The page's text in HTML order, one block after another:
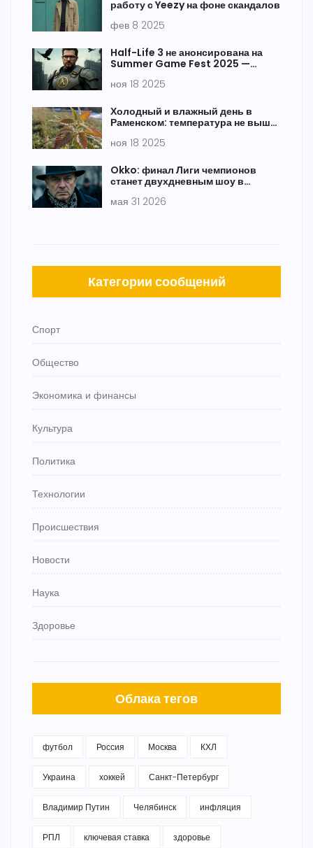
работу с Yeezy на фоне скандалов
фев 8 2025
Half-Life 3 не анонсирована на
Summer Game Fest 2025 —
Ньюэлла
ноя 18 2025
Холодный и влажный день в
Раменском: температура не выше
ноя 18 2025
Okko: финал Лиги чемпионов
станет двухдневным шоу в
мая 31 2026
Категории сообщений
Спорт
Общество
Экономика и финансы
Культура
Политика
Технологии
Происшествия
Новости
Наука
Здоровье
Облака тегов
футбол Россия Москва КХЛ
Украина хоккей Санкт-Петербург
Владимир Путин Челябинск инфляция
РПЛ ключевая ставка здоровье